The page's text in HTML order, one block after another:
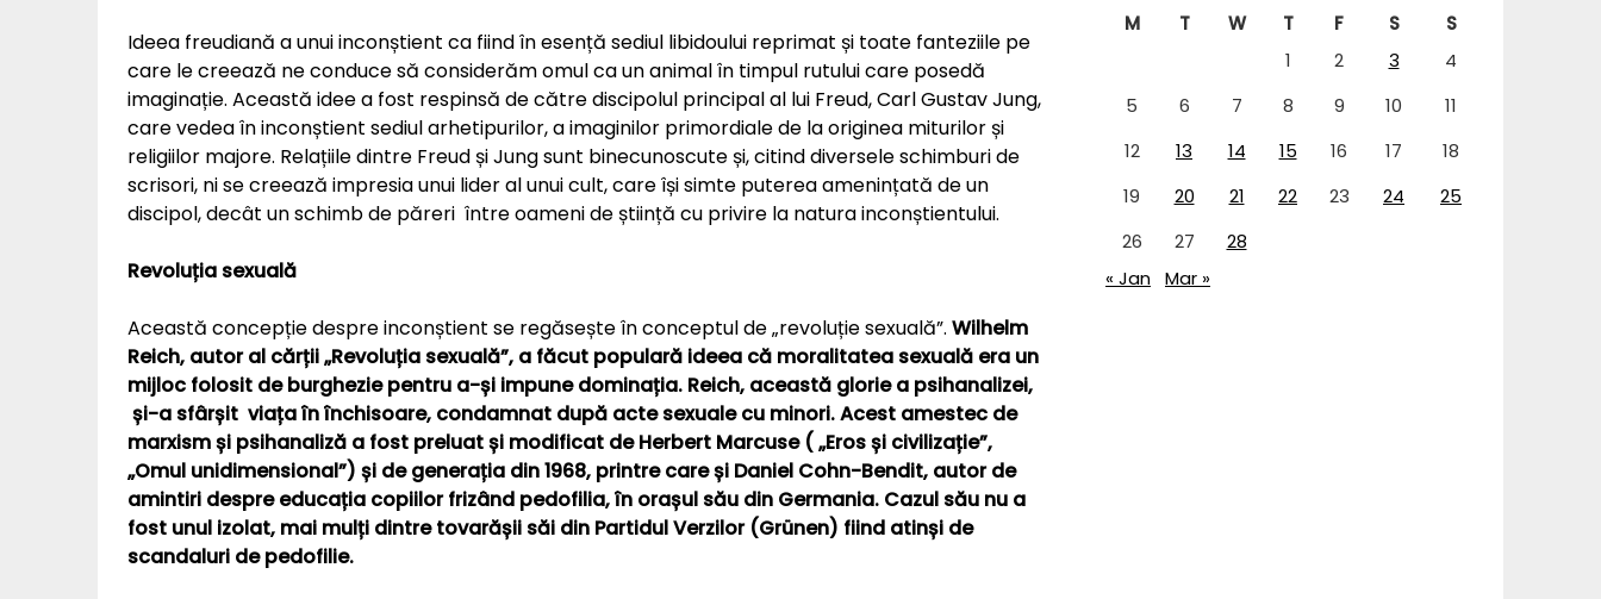
Ideea freudiană a unui inconștient ca fiind în esență sediul libidoului reprimat și toate fanteziile pe
care le creează ne conduce să considerăm omul ca un animal în timpul rutului care posedă
imaginație. Această idee a fost respinsă de către discipolul principal al lui Freud, Carl Gustav Jung,
care vedea în inconștient sediul arhetipurilor, a imaginilor primordiale de la originea miturilor și
religiilor majore. Relațiile dintre Freud și Jung sunt binecunoscute și, citind diversele schimburi de
scrisori, ni se creează impresia unui lider al unui cult, care își simte puterea amenințată de un
discipol, decât un schimb de păreri între oameni de știință cu privire la natura inconștientului.
Revoluția sexuală
Această concepție despre inconștient se regăsește în conceptul de „revoluție sexuală”. Wilhelm
Reich, autor al cărții „Revoluția sexuală”, a făcut populară ideea că moralitatea sexuală era un
mijloc folosit de burghezie pentru a-și impune dominația. Reich, această glorie a psihanalizei,
și-a sfârșit viața în închisoare, condamnat după acte sexuale cu minori.Acest amestec de
marxism și psihanaliză a fost preluat și modificat de Herbert Marcuse ( „Eros și civilizație”,
„Omul unidimensional”) și de generația din 1968, printre care și Daniel Cohn-Bendit, autor de
amintiri despre educația copiilor frizând pedofilia, în orașul său din Germania. Cazul său nu a
fost unul izolat, mai mulți dintre tovarășii săi din Partidul Verzilor (Grünen) fiind atinși de
scandaluri de pedofilie.
M T W T F S
S
1
2 3
4
5
6 7 8 9 10
11
12
13 14 15 16 17
18
19
20 21 22 23 24
25
26
27
28
« Jan Mar »